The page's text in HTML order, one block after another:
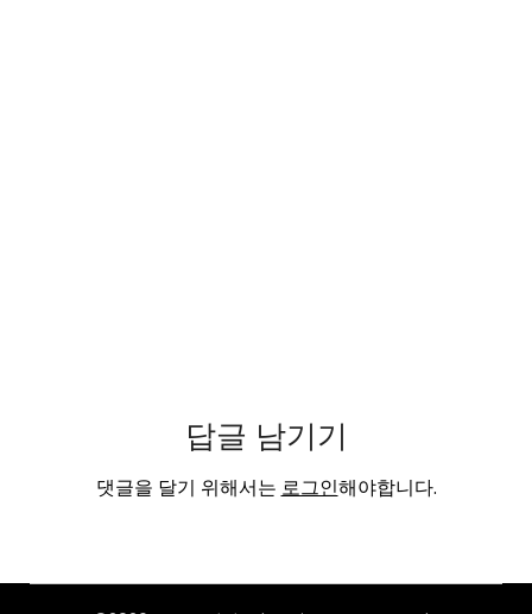
답글 남기기
댓글을 달기 위해서는 로그인해야합니다.